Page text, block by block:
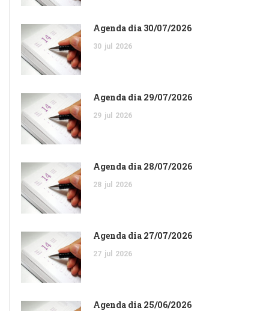
Agenda dia 30/07/2026
30 jul 2026
Agenda dia 29/07/2026
29 jul 2026
Agenda dia 28/07/2026
28 jul 2026
Agenda dia 27/07/2026
27 jul 2026
Agenda dia 25/06/2026